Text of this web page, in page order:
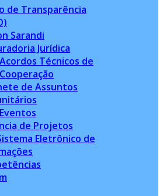
de Transparência
Sarandi
Jurídica
Acordos Técnicos de
Cooperação
de Assuntos
Eventos
de Projetos
Eletrônico de